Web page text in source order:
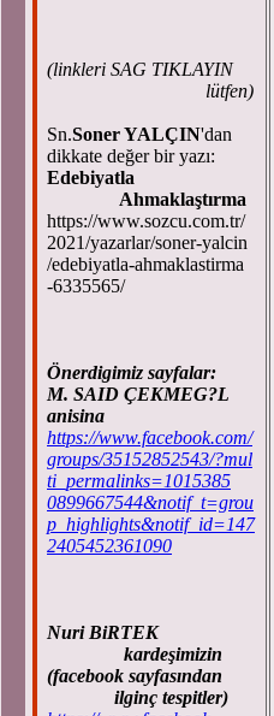
(linkleri SAG TIKLAYIN
lütfen)
Sn.Soner YALÇIN'dan
dikkate değer bir yazı:
Edebiyatla
Ahmaklaştırma
https://www.sozcu.com.tr/
2021/yazarlar/soner-yalcin
/edebiyatla-ahmaklastirma
-6335565/
Önerdigimiz sayfalar:
M. SAID ÇEKMEG?L
anisina
https://www.facebook.com/
groups/35152852543/?mul
ti_permalinks=1015385
0899667544&notif_t=grou
p_highlights&notif_id=147
2405452361090
Nuri BiRTEK
kardeşimizin
(facebook sayfasından
ilginç tespitler)